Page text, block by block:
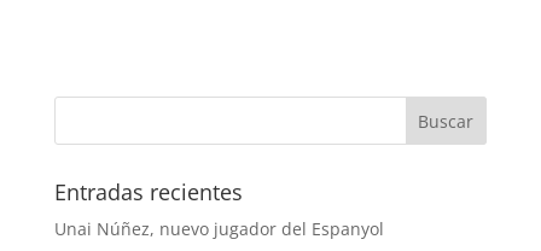
Entradas recientes
Unai Núñez, nuevo jugador del Espanyol